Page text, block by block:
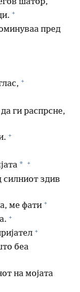
+
пред
+
ги распрсне,
+
* +
силниот здив
ме фати +
+
+
беа
на мојата